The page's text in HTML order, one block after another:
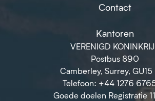
Contact
Kantoren
VERENIGD
Postbus 890
Camberley, Surrey, GU15
Telefoon: +44 1276
Goede doelen Registratie